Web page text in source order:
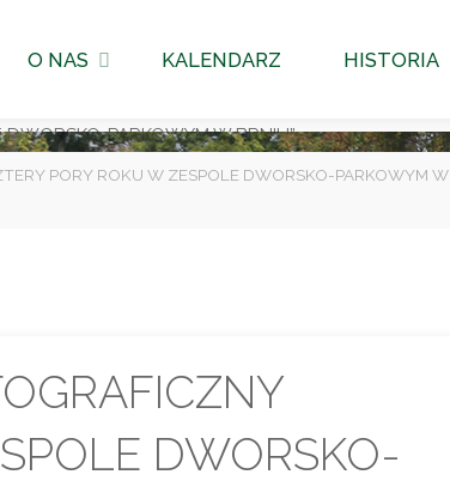
O NAS KALENDARZ HISTORIA
PORY ROKU W ZESPOLE DWORSKO-PARKOWYM W
DWORSKO-